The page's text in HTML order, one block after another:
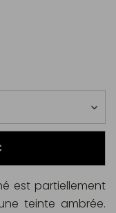
est partiellement
teinte ambrée.